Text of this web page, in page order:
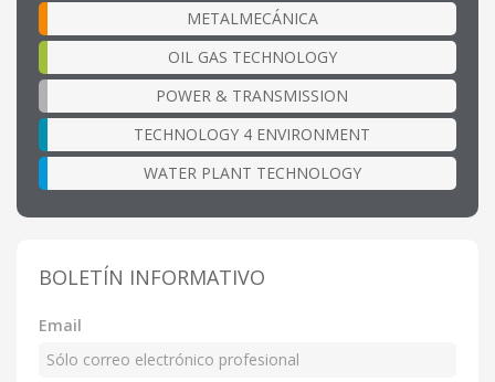
METALMECÁNICA
OIL GAS TECHNOLOGY
POWER & TRANSMISSION
TECHNOLOGY 4 ENVIRONMENT
WATER PLANT TECHNOLOGY
BOLETÍN INFORMATIVO
Email